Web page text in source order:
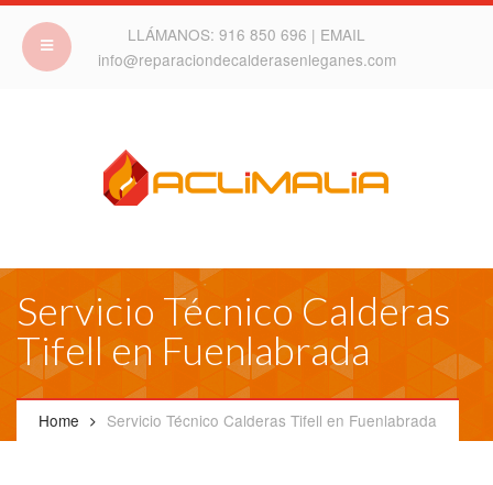
LLÁMANOS: 916 850 696 | EMAIL
info@reparaciondecalderasenleganes.com
Servicio Técnico Calderas
Tifell en Fuenlabrada
Home Servicio Técnico Calderas Tifell en Fuenlabrada